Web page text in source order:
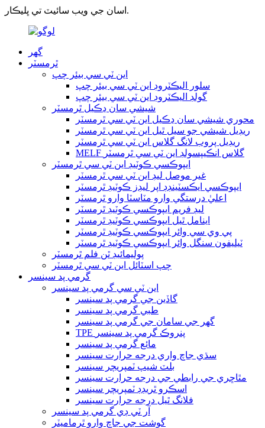
اسان جي ويب سائيٽ تي ڀليڪار.
گھر
ٿرمسٽر
اين ٽي سي بيئر چپ
سلور اليڪٽروڊ اين ٽي سي بيئر چپ
گولڊ اليڪٽروڊ اين ٽي سي بيئر چپ
شيشي سان ڍڪيل ٿرمسٽر
محوري شيشي سان ڍڪيل اين ٽي سي ٿرمسٽر
ريڊيل شيشي جو سيل ٿيل اين ٽي سي ٿرمسٽر
ريڊيل پروب لانگ گلاس اين ٽي سي ٿرمسٽر
MELF گلاس انڪيپسولڊ اين ٽي سي ٿرمسٽر
ايپوڪسي ڪوٽيڊ اين ٽي سي ٿرمسٽر
غير موصل ليڊ اين ٽي سي ٿرمسٽر
ايپوڪسي ايڪسٽينڊڊ اپر ليڊز ڪوٽيڊ ٿرمسٽر
اعليٰ درستگي وارو مٽاسٽا وارو ٿرمسٽر
ليڊ فريم ايپوڪسي ڪوٽيڊ ٿرمسٽر
اينامل ٿيل ايپوڪسي ڪوٽيڊ ٿرمسٽر
پي وي سي وائر ايپوڪسي ڪوٽيڊ ٿرمسٽر
ٽيليفون سنگل وائر ايپوڪسي ڪوٽيڊ ٿرمسٽر
پوليمائيڊ ٿن فلم ٿرمسٽر
چپ اسٽائل اين ٽي سي ٿرمسٽر
گرمي پد سينسر
اين ٽي سي گرمي پد سينسر
گاڏين جي گرمي پد سينسر
طبي گرمي پد سينسر
گھر جي سامان جي گرمي پد سينسر
TPE پنروڪ گرمي پد سينسر
مائع گرمي پد سينسر
سڌي جاچ واري درجه حرارت سينسر
بلٽ شيپ ٽمپريچر سينسر
مٿاڇري جي رابطي جي درجه حرارت سينسر
اسڪرو ٿريڊڊ ٽمپريچر سينسر
فلانگ ٿيل درجه حرارت سينسر
آر ٽي ڊي گرمي پد سينسر
گوشت جي جاچ وارو ٿرماميٽر